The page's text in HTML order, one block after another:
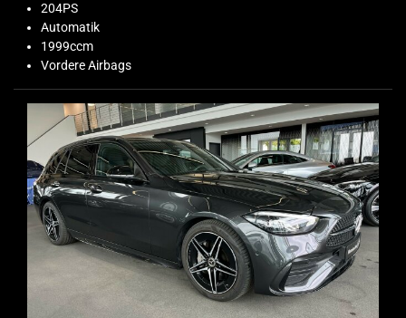
204PS
Automatik
1999ccm
Vordere Airbags